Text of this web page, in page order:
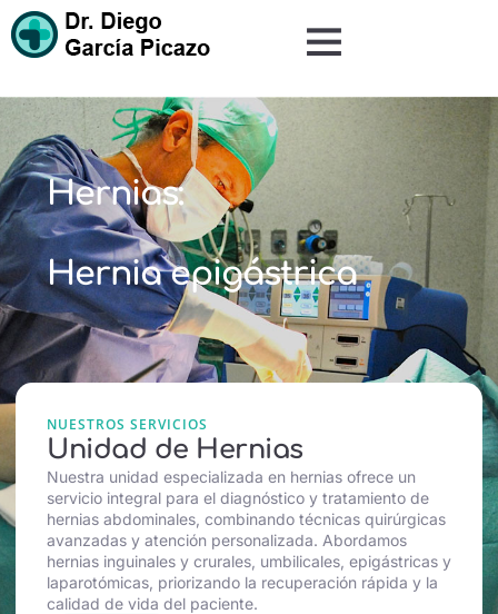
Hernias:
Hernia epigástrica
NUESTROS SERVICIOS
Unidad de Hernias
Nuestra unidad especializada en hernias ofrece un
servicio integral para el diagnóstico y tratamiento de
hernias abdominales, combinando técnicas quirúrgicas
avanzadas y atención personalizada. Abordamos
hernias inguinales y crurales, umbilicales, epigástricas y
laparotómicas, priorizando la recuperación rápida y la
calidad de vida del paciente.